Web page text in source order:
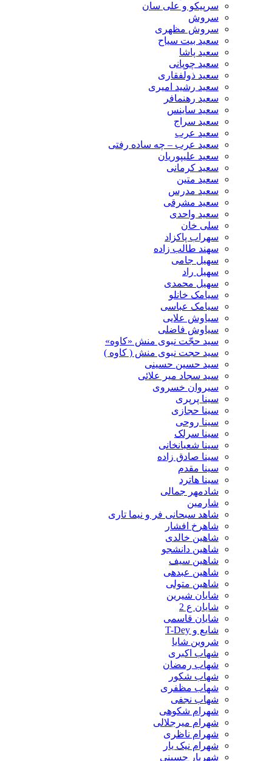
سرپیکو و علی سان
سروش
سروش مظهری
سعید بیت سیاح
سعید پاشا
سعید چوپانی
سعید ذولفقاری
سعید رشید امیری
سعید رهنمافر
سعید ساینس
سعید سراج
سعید عرب
سعید عرب – چه ساده رفتی
سعید علیپوریان
سعید کرمانی
سعید متین
سعید مدرس
سعید مشرقی
سعید واحدی
سلی خان
سهراب پاکزاد
سهند طالب زاده
سهیل جامی
سهیل راد
سهیل محمدی
سیامک خانلو
سیامک عباسی
سیاوش علایی
سیاوش فاضلی
سید حجّت نبوی منش «کاوه»
سید حجت نبوی منش ( کاوه )
سید حسین حسینى
سید سجاد میر علائی
سیروان خسروی
سینا پرپری
سینا حجازی
سینا روحی
سینا سرلک
سینا شعبانخانی
سینا صادق زاده
سینا مقدم
سینا هاترد
شادمهر جمالی
شارمین
شاهد سبحانی فر و نیما تاری
شاهرخ افشار
شاهین خالدی
شاهین دانشجو
شاهین سیف
شاهین عبدهی
شاهین متولی
شایان شیرین
شایان ع 2
شایان قاسمی
شایع و T-Dey
شروین شایا
شهاب اکبری
شهاب رمضان
شهاب شکور
شهاب مظفری
شهاب نجفی
شهرام شکوهی
شهرام میرجلالی
شهرام ناظری
شهرام نیک یار
شهریار حسینی